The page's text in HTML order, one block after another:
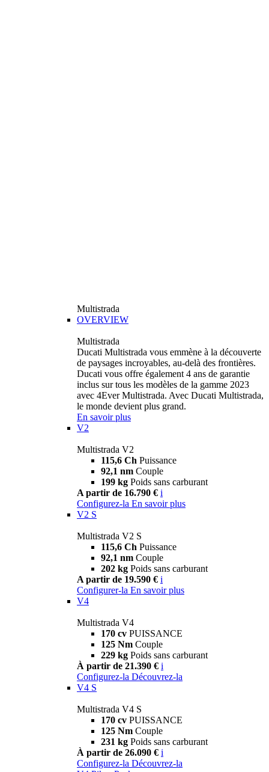
Multistrada
OVERVIEW
Multistrada
Ducati Multistrada vous emmène à la découverte
de paysages incroyables, au-delà des frontières.
Ducati vous offre également 4 ans de garantie
inclus sur tous les modèles de la gamme 2023
avec 4Ever Multistrada. Avec Ducati Multistrada,
le monde devient plus grand.
En savoir plus
V2
Multistrada V2
115,6 Ch Puissance
92,1 nm Couple
199 kg Poids sans carburant
A partir de 16.790 € i
Configurez-la En savoir plus
V2 S
Multistrada V2 S
115,6 Ch Puissance
92,1 nm Couple
202 kg Poids sans carburant
A partir de 19.590 € i
Configurer-la En savoir plus
V4
Multistrada V4
170 cv PUISSANCE
125 Nm Couple
229 kg Poids sans carburant
À partir de 21.390 € i
Configurez-la Découvrez-la
V4 S
Multistrada V4 S
170 cv PUISSANCE
125 Nm Couple
231 kg Poids sans carburant
À partir de 26.090 € i
Configurez-la Découvrez-la